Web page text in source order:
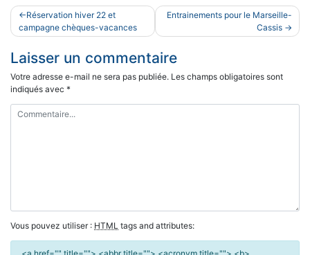
Navigation
de
l’article
Réservation hiver 22 et
campagne chèques-vacances
Entrainements pour le Marseille-
Cassis
Laisser un commentaire
Votre adresse e-mail ne sera pas publiée. Les champs obligatoires sont
indiqués avec *
Vous pouvez utiliser : HTML tags and attributes: